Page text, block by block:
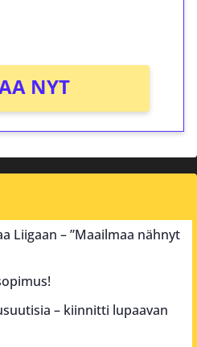
NYT
Liigaan – ”Maailmaa nähnyt
– kiinnitti lupaavan